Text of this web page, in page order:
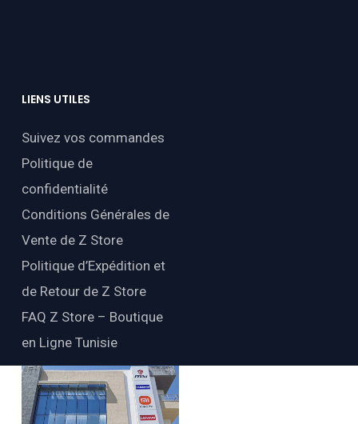
LIENS UTILES
Suivez vos commandes
Politique de
confidentialité
Conditions Générales de
Vente de Z Store
Politique d’Expédition et
de Retour de Z Store
FAQ Z Store – Boutique
en Ligne Tunisie